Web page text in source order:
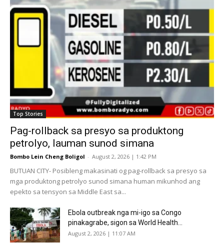
Top Stories
Pag-rollback sa presyo sa produktong
petrolyo, lauman sunod simana
Bombo Lein Cheng Boligol - August 2, 2026 | 1:42 PM
BUTUAN CITY- Posibleng makasinati og pag-rollback sa presyo sa
mga produktong petrolyo sunod simana human mikunhod ang
epekto sa tensyon sa Middle East sa...
Ebola outbreak nga mi-igo sa Congo
pinakagrabe, sigon sa World Health...
August 2, 2026 | 11:07 AM